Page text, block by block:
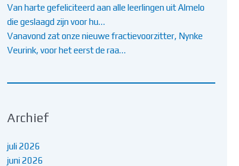
Van harte gefeliciteerd aan alle leerlingen uit Almelo
die geslaagd zijn voor hu…
Vanavond zat onze nieuwe fractievoorzitter, Nynke
Veurink, voor het eerst de raa…
Archief
juli 2026
juni 2026